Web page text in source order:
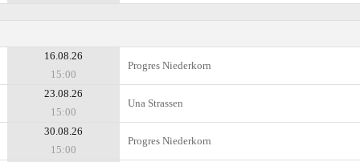
16.08.26
15:00
Progres Niederkorn
23.08.26
15:00
Una Strassen
30.08.26
15:00
Progres Niederkorn